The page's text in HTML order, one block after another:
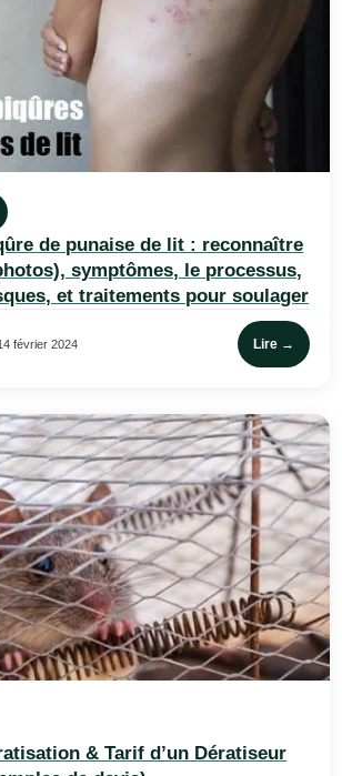
de punaise de lit : reconnaître
symptômes, le processus,
et traitements pour soulager
février 2024 Lire →
& Tarif d’un Dératiseur